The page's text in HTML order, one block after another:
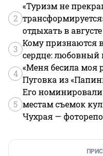
2
«Туризм не
отдыхать в
3
Кому признаются
сердце: любовный
4
«Меня бесила моя
Пуговка из
5
Его номинировали
местам съемок
Чухрая —